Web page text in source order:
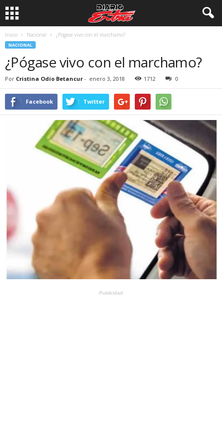
Inicio Nacional ¿Pógase vivo con el marchamo?
NACIONAL
¿Pógase vivo con el marchamo?
Por Cristina Odio Betancur - enero 3, 2018 1712 0
Facebook Twitter
Publicidad